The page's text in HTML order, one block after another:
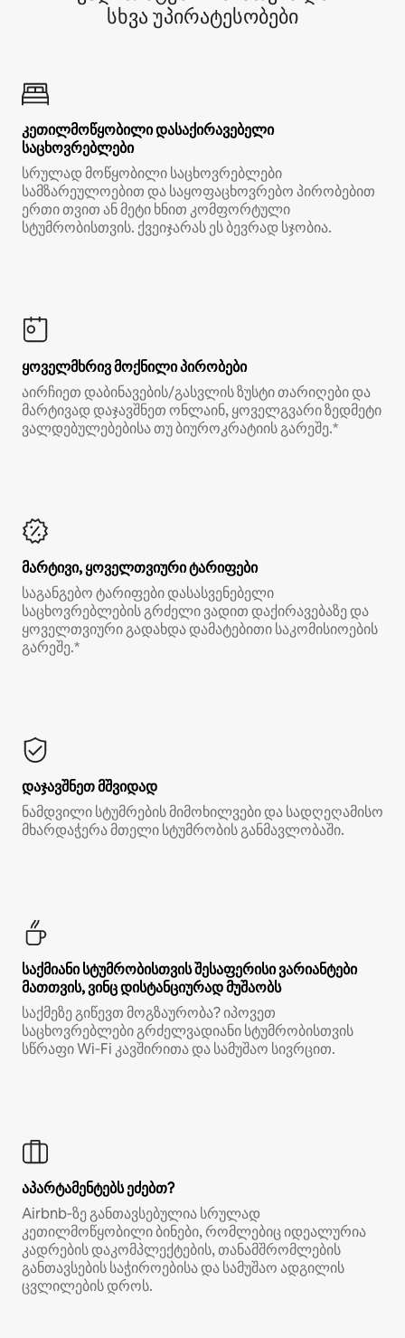
სხვა უპირატესობები
კეთილმოწყობილი დასაქირავებელი
საცხოვრებლები
სრულად მოწყობილი საცხოვრებლები
სამზარეულოებით და საყოფაცხოვრებო პირობებით
ერთი თვით ან მეტი ხნით კომფორტული
სტუმრობისთვის. ქვეიჯარას ეს ბევრად სჯობია.
ყოველმხრივ მოქნილი პირობები
აირჩიეთ დაბინავების/გასვლის ზუსტი თარიღები და
მარტივად დაჯავშნეთ ონლაინ, ყოველგვარი ზედმეტი
ვალდებულებებისა თუ ბიუროკრატიის გარეშე.*
მარტივი, ყოველთვიური ტარიფები
საგანგებო ტარიფები დასასვენებელი
საცხოვრებლების გრძელი ვადით დაქირავებაზე და
ყოველთვიური გადახდა დამატებითი საკომისიოების
გარეშე.*
დაჯავშნეთ მშვიდად
ნამდვილი სტუმრების მიმოხილვები და სადღეღამისო
მხარდაჭერა მთელი სტუმრობის განმავლობაში.
საქმიანი სტუმრობისთვის შესაფერისი ვარიანტები
მათთვის, ვინც დისტანციურად მუშაობს
საქმეზე გიწევთ მოგზაურობა? იპოვეთ
საცხოვრებლები გრძელვადიანი სტუმრობისთვის
სწრაფი Wi‑Fi კავშირითა და სამუშაო სივრცით.
აპარტამენტებს ეძებთ?
Airbnb‑ზე განთავსებულია სრულად
კეთილმოწყობილი ბინები, რომლებიც იდეალურია
კადრების დაკომპლექტების, თანამშრომლების
განთავსების საჭიროებისა და სამუშაო ადგილის
ცვლილების დროს.